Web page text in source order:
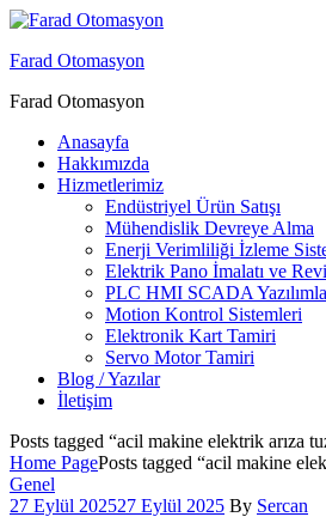
Menu
Farad Otomasyon
Farad Otomasyon
Anasayfa
Hakkımızda
Hizmetlerimiz
Endüstriyel Ürün Satışı
Mühendislik Devreye Alma
Enerji Verimliliği İzleme
Elektrik Pano İmalatı ve
PLC HMI SCADA
Motion Kontrol Sistemleri
Elektronik Kart Tamiri
Servo Motor Tamiri
Blog / Yazılar
İletişim
Posts tagged “acil makine elektrik arıza
Home PagePosts tagged “acil makine
Categories
Genel
27 Eylül 202527 Eylül 2025 By Sercan